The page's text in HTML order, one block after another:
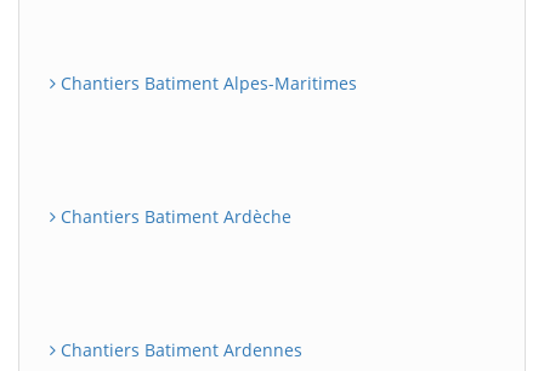
Chantiers Batiment Alpes-Maritimes
Chantiers Batiment Ardèche
Chantiers Batiment Ardennes